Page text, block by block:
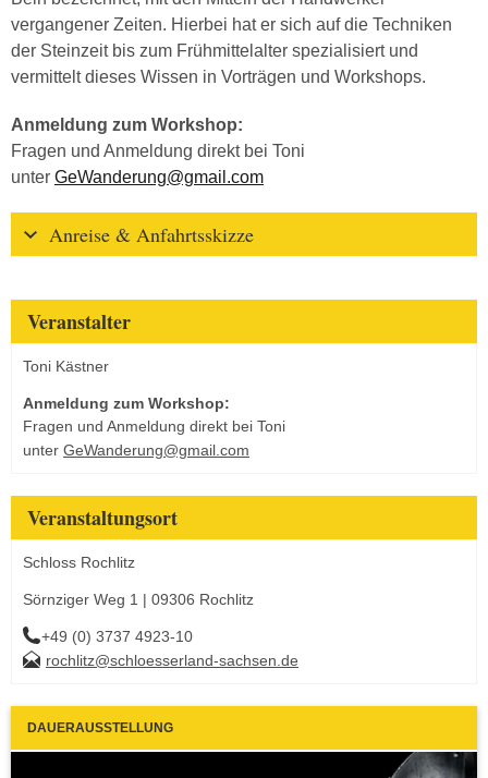
vergangener Zeiten. Hierbei hat er sich auf die Techniken
der Steinzeit bis zum Frühmittelalter spezialisiert und
vermittelt dieses Wissen in Vorträgen und Workshops.
Anmeldung zum Workshop:
Fragen und Anmeldung direkt bei Toni
unter GeWanderung@gmail.com
Anreise & Anfahrtsskizze
Veranstalter
Toni Kästner
Anmeldung zum Workshop:
Fragen und Anmeldung direkt bei Toni
unter GeWanderung@gmail.com
Veranstaltungsort
Schloss Rochlitz
Sörnziger Weg 1 | 09306 Rochlitz
+49 (0) 3737 4923-10
rochlitz@schloesserland-sachsen.de
DAUERAUSSTELLUNG